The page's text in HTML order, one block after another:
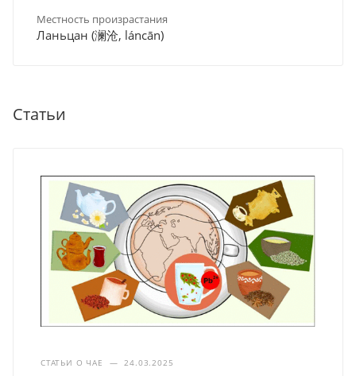
Местность произрастания
Ланьцан (澜沧, láncān)
Статьи
СТАТЬИ О ЧАЕ — 24.03.2025